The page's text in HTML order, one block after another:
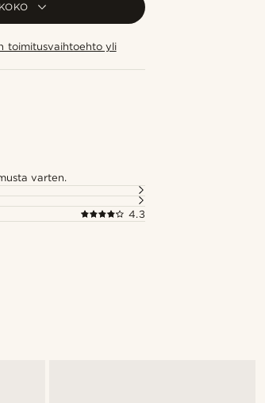
toimitusvaihtoehto yli
varten.
4.3